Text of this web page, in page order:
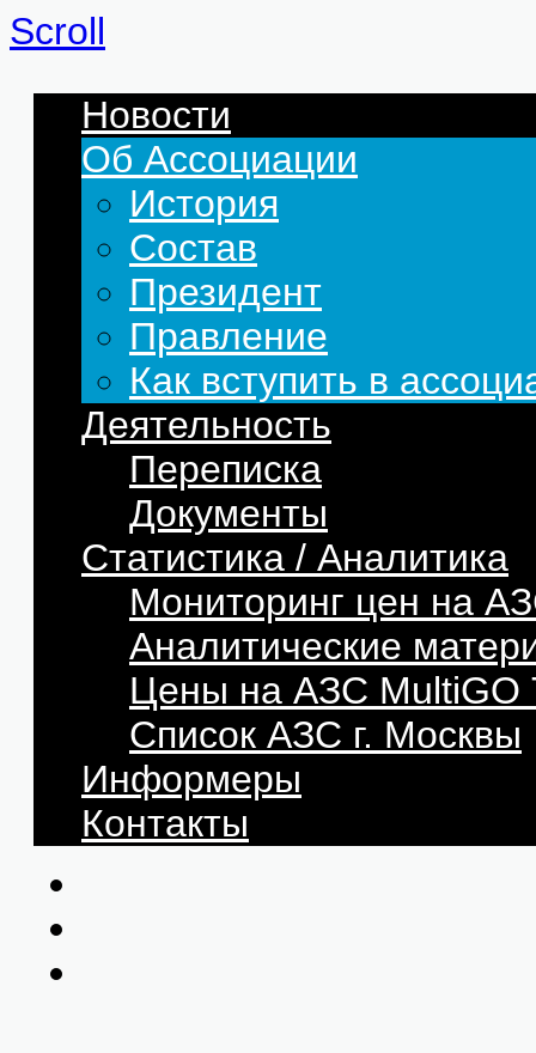
Scroll
Новости
Об Ассоциации
История
Состав
Президент
Правление
Как вступить в
Деятельность
Переписка
Документы
Статистика / Аналитика
Мониторинг цен на
Аналитические
Цены на АЗС
Список АЗС г. Москвы
Информеры
Контакты